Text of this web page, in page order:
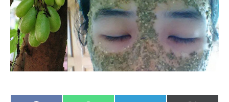
Dapur
Ruang Makan
Make Over
Bilik Air
Bilik Tidur